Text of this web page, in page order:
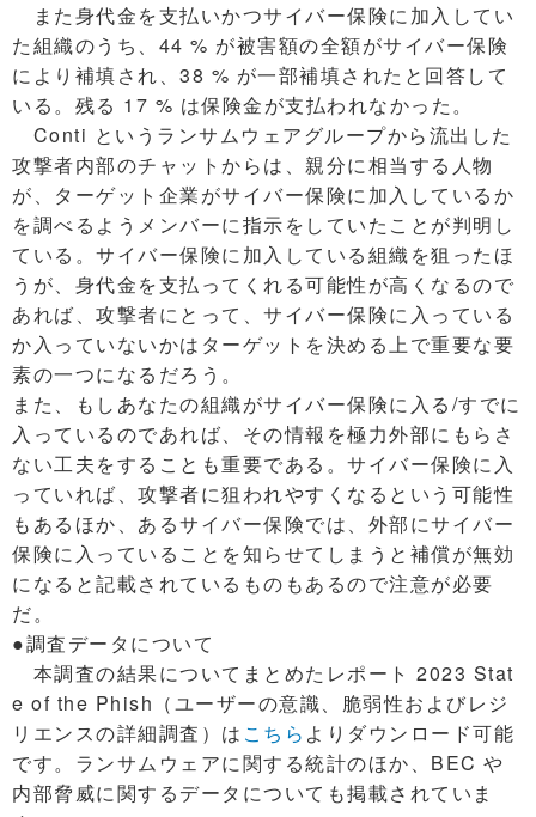
また身代金を支払いかつサイバー保険に加入してい
た組織のうち、44 % が被害額の全額がサイバー保険
により補填され、38 % が一部補填されたと回答して
いる。残る 17 % は保険金が支払われなかった。
Conti というランサムウェアグループから流出した
攻撃者内部のチャットからは、親分に相当する人物
が、ターゲット企業がサイバー保険に加入しているか
を調べるようメンバーに指示をしていたことが判明し
ている。サイバー保険に加入している組織を狙ったほ
うが、身代金を支払ってくれる可能性が高くなるので
あれば、攻撃者にとって、サイバー保険に入っている
か入っていないかはターゲットを決める上で重要な要
素の一つになるだろう。
また、もしあなたの組織がサイバー保険に入る/すでに
入っているのであれば、その情報を極力外部にもらさ
ない工夫をすることも重要である。サイバー保険に入
っていれば、攻撃者に狙われやすくなるという可能性
もあるほか、あるサイバー保険では、外部にサイバー
保険に入っていることを知らせてしまうと補償が無効
になると記載されているものもあるので注意が必要
だ。
●調査データについて
本調査の結果についてまとめたレポート 2023 Stat
e of the Phish（ユーザーの意識、脆弱性およびレジ
リエンスの詳細調査）は こちら よりダウンロード可能
です。ランサムウェアに関する統計のほか、BEC や
内部脅威に関するデータについても掲載されていま